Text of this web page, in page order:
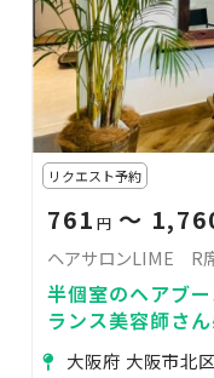
リクエスト予約
761 円 〜
ヘアサロンLIME R
半個室のヘアブ
ランス美容師さ
でアクセス抜群！
大阪府 大阪市北